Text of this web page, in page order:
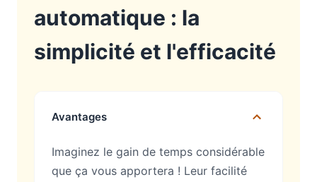
automatique : la
simplicité et l'efficacité
Avantages
Imaginez le gain de temps considérable
que ça vous apportera ! Leur facilité